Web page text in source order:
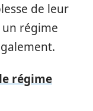
de leur
régime
régime